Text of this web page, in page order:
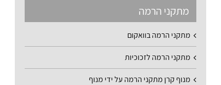
מתקני הרמה
מתקני הרמה בוואקום
מתקני הרמה לזכוכיות
מנוף קרן מתקני הרמה על ידי מנוף